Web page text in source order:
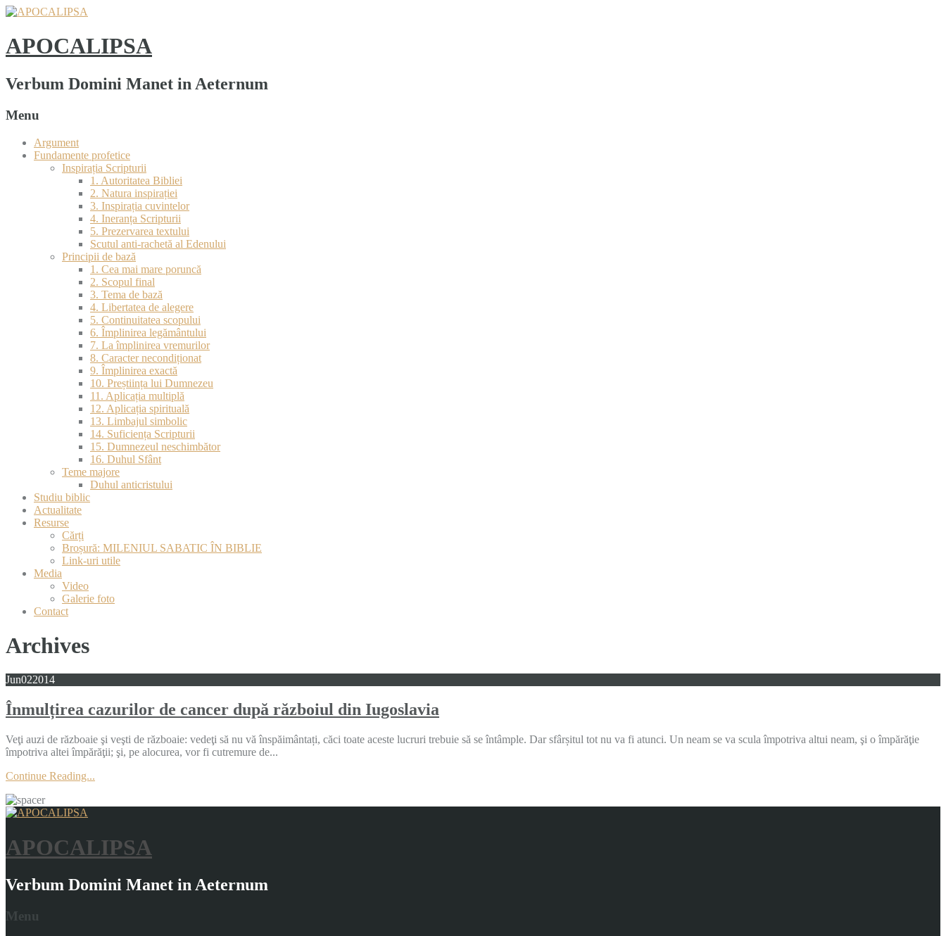
APOCALIPSA
Verbum Domini Manet in Aeternum
Menu
Argument
Fundamente profetice
Inspirația Scripturii
1. Autoritatea Bibliei
2. Natura inspirației
3. Inspirația cuvintelor
4. Ineranța Scripturii
5. Prezervarea textului
Scutul anti-rachetă al Edenului
Principii de bază
1. Cea mai mare poruncă
2. Scopul final
3. Tema de bază
4. Libertatea de alegere
5. Continuitatea scopului
6. Împlinirea legământului
7. La împlinirea vremurilor
8. Caracter necondiționat
9. Împlinirea exactă
10. Preștiința lui Dumnezeu
11. Aplicația multiplă
12. Aplicația spirituală
13. Limbajul simbolic
14. Suficiența Scripturii
15. Dumnezeul neschimbător
16. Duhul Sfânt
Teme majore
Duhul anticristului
Studiu biblic
Actualitate
Resurse
Cărți
Broșură: MILENIUL SABATIC ÎN BIBLIE
Link-uri utile
Media
Video
Galerie foto
Contact
Archives
Jun022014
Înmulțirea cazurilor de cancer după războiul din Iugoslavia
Veţi auzi de războaie şi veşti de războaie: vedeţi să nu vă înspăimântați, căci toate aceste lucruri trebuie să se întâmple. Dar sfârșitul tot nu va fi atunci. Un neam se va scula împotriva altui neam, şi o împărăţie
împotriva altei împărăţii; şi, pe alocurea, vor fi cutremure de...
Continue Reading...
APOCALIPSA
Verbum Domini Manet in Aeternum
Menu